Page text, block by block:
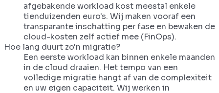
afgebakende workload kost meestal enkele
tienduizenden euro's. Wij maken vooraf een
transparante inschatting per fase en bewaken de
cloud-kosten zelf actief mee (FinOps).
Hoe lang duurt zo'n migratie?
Een eerste workload kan binnen enkele maanden
in de cloud draaien. Het tempo van een
volledige migratie hangt af van de complexiteit
en uw eigen capaciteit. Wij werken in